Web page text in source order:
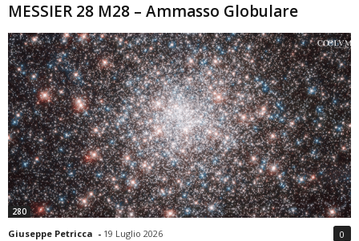
MESSIER 28 M28 – Ammasso Globulare
280
Giuseppe Petricca - 19 Luglio 2026 0